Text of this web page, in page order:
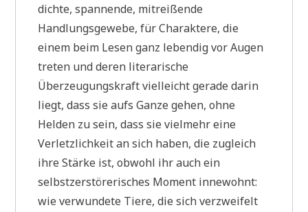
dichte, spannende, mitreißende
Handlungsgewebe, für Charaktere, die
einem beim Lesen ganz lebendig vor Augen
treten und deren literarische
Überzeugungskraft vielleicht gerade darin
liegt, dass sie aufs Ganze gehen, ohne
Helden zu sein, dass sie vielmehr eine
Verletzlichkeit an sich haben, die zugleich
ihre Stärke ist, obwohl ihr auch ein
selbstzerstörerisches Moment innewohnt:
wie verwundete Tiere, die sich verzweifelt